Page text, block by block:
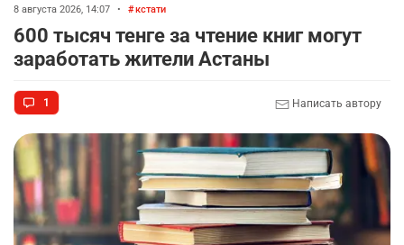
8 августа 2026, 14:07 • кстати
600 тысяч тенге за чтение книг могут
заработать жители Астаны
1 Написать автору